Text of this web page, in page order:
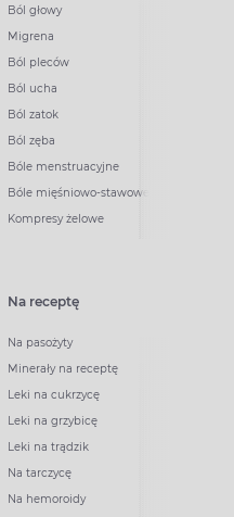
Ból głowy
Migrena
Ból pleców
Ból ucha
Ból zatok
Ból zęba
Bóle menstruacyjne
Bóle mięśniowo-stawowe
Kompresy żelowe
Na receptę
Na pasożyty
Minerały na receptę
Leki na cukrzycę
Leki na grzybicę
Leki na trądzik
Na tarczycę
Na hemoroidy